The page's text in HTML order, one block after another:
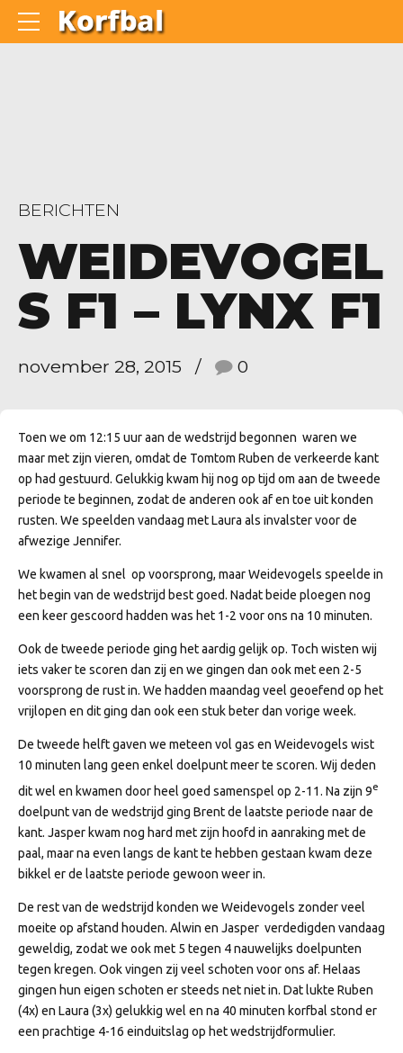
BERICHTEN
WEIDEVOGEL
S F1 – LYNX F1
november 28, 2015 0
Toen we om 12:15 uur aan de wedstrijd begonnen waren we
maar met zijn vieren, omdat de Tomtom Ruben de verkeerde kant
op had gestuurd. Gelukkig kwam hij nog op tijd om aan de tweede
periode te beginnen, zodat de anderen ook af en toe uit konden
rusten. We speelden vandaag met Laura als invalster voor de
afwezige Jennifer.
We kwamen al snel op voorsprong, maar Weidevogels speelde in
het begin van de wedstrijd best goed. Nadat beide ploegen nog
een keer gescoord hadden was het 1-2 voor ons na 10 minuten.
Ook de tweede periode ging het aardig gelijk op. Toch wisten wij
iets vaker te scoren dan zij en we gingen dan ook met een 2-5
voorsprong de rust in. We hadden maandag veel geoefend op het
vrijlopen en dit ging dan ook een stuk beter dan vorige week.
De tweede helft gaven we meteen vol gas en Weidevogels wist
10 minuten lang geen enkel doelpunt meer te scoren. Wij deden
dit wel en kwamen door heel goed samenspel op 2-11. Na zijn 9e
doelpunt van de wedstrijd ging Brent de laatste periode naar de
kant. Jasper kwam nog hard met zijn hoofd in aanraking met de
paal, maar na even langs de kant te hebben gestaan kwam deze
bikkel er de laatste periode gewoon weer in.
De rest van de wedstrijd konden we Weidevogels zonder veel
moeite op afstand houden. Alwin en Jasper verdedigden vandaag
geweldig, zodat we ook met 5 tegen 4 nauwelijks doelpunten
tegen kregen. Ook vingen zij veel schoten voor ons af. Helaas
gingen hun eigen schoten er steeds net niet in. Dat lukte Ruben
(4x) en Laura (3x) gelukkig wel en na 40 minuten korfbal stond er
een prachtige 4-16 einduitslag op het wedstrijdformulier.